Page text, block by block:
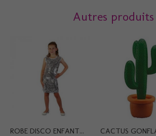
Autres produits
ROBE DISCO ENFANT... CACTUS